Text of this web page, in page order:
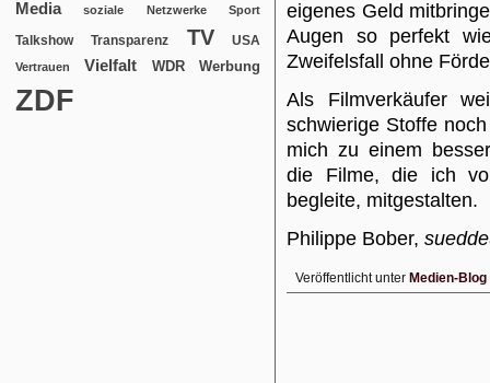
Media
soziale Netzwerke Sport
Talkshow Transparenz TV USA
Vertrauen Vielfalt WDR Werbung
ZDF
eigenes Geld
Augen so perfekt
Zweifelsfall ohne
Als Filmverkäufer
schwierige Stoffe
mich zu einem
die Filme, die ich
begleite, mitgestalten.
Philippe Bober,
Veröffentlicht unter Medien-Blog